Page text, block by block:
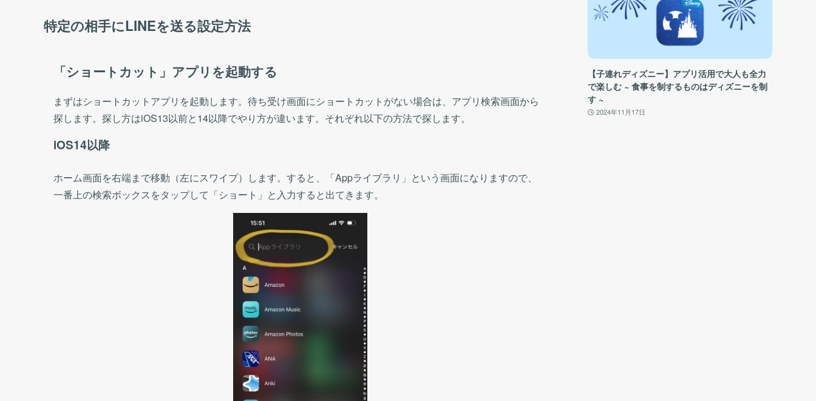
特定の相手にLINEを送る設定方法
「ショートカット」アプリを起動する
まずはショートカットアプリを起動します。待ち受け画面にショートカットがない場合は、アプリ検索画面から
探します。探し方はiOS13以前と14以降でやり方が違います。それぞれ以下の方法で探します。
iOS14以降
ホーム画面を右端まで移動（左にスワイプ）します。すると、「Appライブラリ」という画面になりますので、
一番上の検索ボックスをタップして「ショート」と入力すると出てきます。
【子連れディズニー】アプリ活用で大人も全力
で楽しむ ~ 食事を制するものはディズニーを制
す ~
2024年11月17日